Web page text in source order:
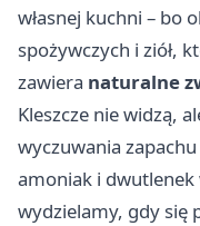
własnej kuchni – bo
spożywczych i ziół,
zawiera naturalne
Kleszcze nie widzą,
wyczuwania
amoniak i dwutlenek
wydzielamy, gdy się